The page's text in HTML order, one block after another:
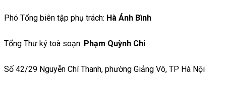
Phó Tổng biên tập phụ trách: Hà Ánh Bình
Tổng Thư ký toà soạn: Phạm Quỳnh Chi
Số 42/29 Nguyễn Chí Thanh, phường Giảng Võ, TP Hà Nội